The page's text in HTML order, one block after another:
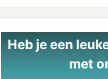
Heb je een
met